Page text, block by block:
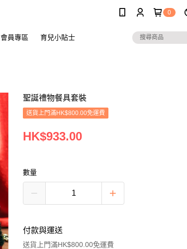
0
會員專區 育兒小貼士
聖誕禮物餐具套裝
送貨上門滿HK$800.00免運費
HK$933.00
數量
付款與運送
送貨上門滿HK$800.00免運費